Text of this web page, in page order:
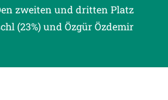
zweiten und dritten Platz
(23%) und Özgür Özdemir